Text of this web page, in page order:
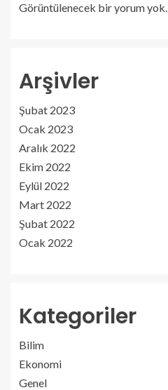
Görüntülenecek bir yorum yok.
Arşivler
Şubat 2023
Ocak 2023
Aralık 2022
Ekim 2022
Eylül 2022
Mart 2022
Şubat 2022
Ocak 2022
Kategoriler
Bilim
Ekonomi
Genel